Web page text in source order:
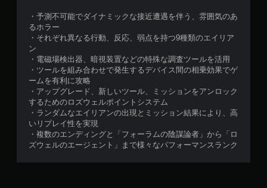
・予測不可能でダイナミックな接近遭遇を伴う、雰囲気のあ
るホラー
・それぞれ異なる行動、反応、弱点を持つ9種類のエイリア
ン
・電磁場検出器、暗視装置などの特殊な調査ツールを活用
・ツールを組み合わせで発生するデバイス間の相乗効果でゲ
ームを有利に攻略
・アップグレード、新しいツール、ミッションをアンロック
するためのロズウェルポイントシステム
・ランダムなエイリアンの出現とミッション結果により、高
いリプレイ性を実現
・複数のエンディングと「フォーラムの陰謀論者」から「ロ
ズウェルのエージェント」まで様々なパフォーマンスランク